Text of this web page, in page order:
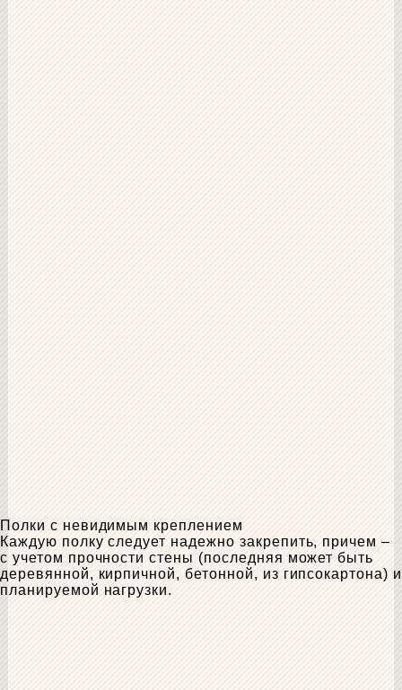
Полки с невидимым креплением
Каждую полку следует надежно закрепить, причем –
с учетом прочности стены (последняя может быть
деревянной, кирпичной, бетонной, из гипсокартона) и
планируемой нагрузки.